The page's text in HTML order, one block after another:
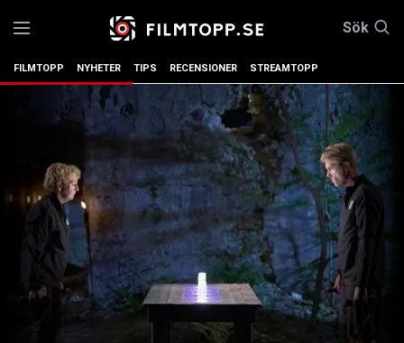
Sök
FILMTOPP NYHETER TIPS RECENSIONER STREAMTOPP